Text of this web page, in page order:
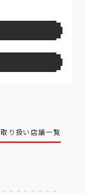
取り扱い店舗一覧